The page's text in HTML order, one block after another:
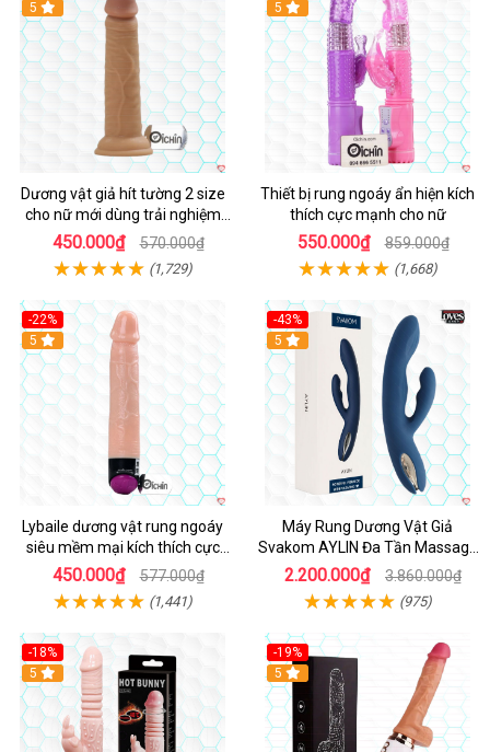
Hot
5
Dương vật giả hít tường 2 size
cho nữ mới dùng trải nghiệm
thật
450.000₫ 570.000₫
(1,729)
Hot
5
Thiết bị rung ngoáy ẩn hiện kích
thích cực mạnh cho nữ
550.000₫ 859.000₫
(1,668)
-22%
Hot
5
Lybaile dương vật rung ngoáy
siêu mềm mại kích thích cực
mạnh
450.000₫ 577.000₫
(1,441)
-43%
Hot
5
Máy Rung Dương Vật Giả
Svakom AYLIN Đa Tần Massage
Sướng
2.200.000₫ 3.860.000₫
(975)
-18%
Hot
5
-19%
Hot
5